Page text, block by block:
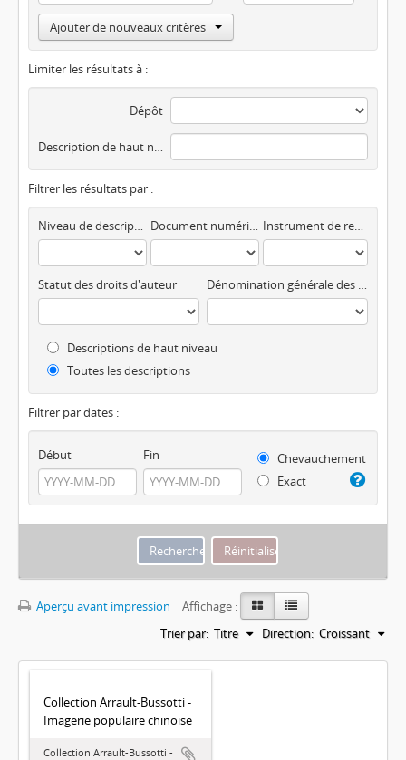
Ajouter de nouveaux critères
Limiter les résultats à :
Dépôt
Description de haut niveau
Filtrer les résultats par :
Niveau de description Document numérisé disponible Instrument de recherche
Statut des droits d'auteur Dénomination générale des documents
Descriptions de haut niveau
Toutes les descriptions
Filtrer par dates :
Début Fin
Chevauchement
Exact
Aperçu avant impression
Affichage :
Trier par: Titre Direction: Croissant
Collection Arrault-Bussotti -
Imagerie populaire chinoise
Collection Arrault-Bussotti -